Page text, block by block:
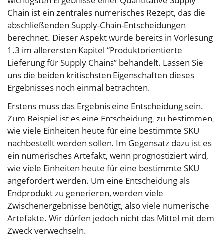
Chain ist ein zentrales numerisches Rezept, das die
abschließenden Supply-Chain-Entscheidungen
berechnet. Dieser Aspekt wurde bereits in Vorlesung
1.3 im allerersten Kapitel “Produktorientierte
Lieferung für Supply Chains” behandelt. Lassen Sie
uns die beiden kritischsten Eigenschaften dieses
Ergebnisses noch einmal betrachten.
Erstens muss das Ergebnis eine Entscheidung sein.
Zum Beispiel ist es eine Entscheidung, zu bestimmen,
wie viele Einheiten heute für eine bestimmte SKU
nachbestellt werden sollen. Im Gegensatz dazu ist es
ein numerisches Artefakt, wenn prognostiziert wird,
wie viele Einheiten heute für eine bestimmte SKU
angefordert werden. Um eine Entscheidung als
Endprodukt zu generieren, werden viele
Zwischenergebnisse benötigt, also viele numerische
Artefakte. Wir dürfen jedoch nicht das Mittel mit dem
Zweck verwechseln.